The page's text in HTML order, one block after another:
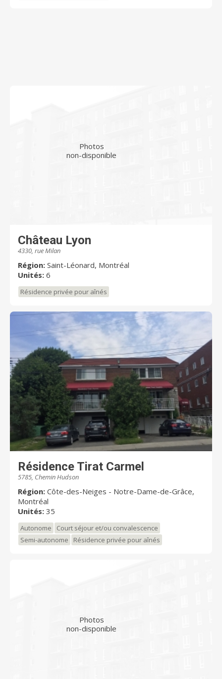
Photos
non-disponible
Château Lyon
4330, rue Milan
Région: Saint-Léonard, Montréal
Unités: 6
Résidence privée pour aînés
Résidence Tirat Carmel
5785, Chemin Hudson
Région: Côte-des-Neiges - Notre-Dame-de-Grâce,
Montréal
Unités: 35
Autonome
Court séjour et/ou convalescence
Semi-autonome
Résidence privée pour aînés
Photos
non-disponible